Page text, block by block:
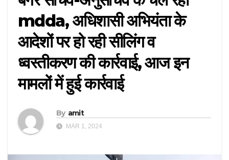
mdda, अधिशासी अभियंता के
आदेशों पर हो रही सीलिंग व
ध्वस्तीकरण की कार्रवाई, आज इन
मामलों में हुई कार्रवाई
By amit
MAR 1, 2024